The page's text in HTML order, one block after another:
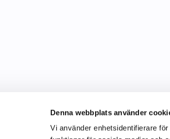
Denna webbplats använder
Vi använder enhetsidentifierare
C&C